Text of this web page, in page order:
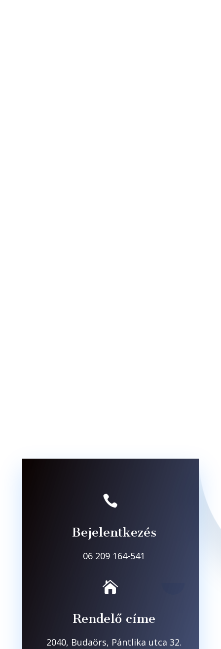

Bejelentkezés
06 209 164-541

Rendelő címe
2040, Budaörs, Pántlika utca 32.